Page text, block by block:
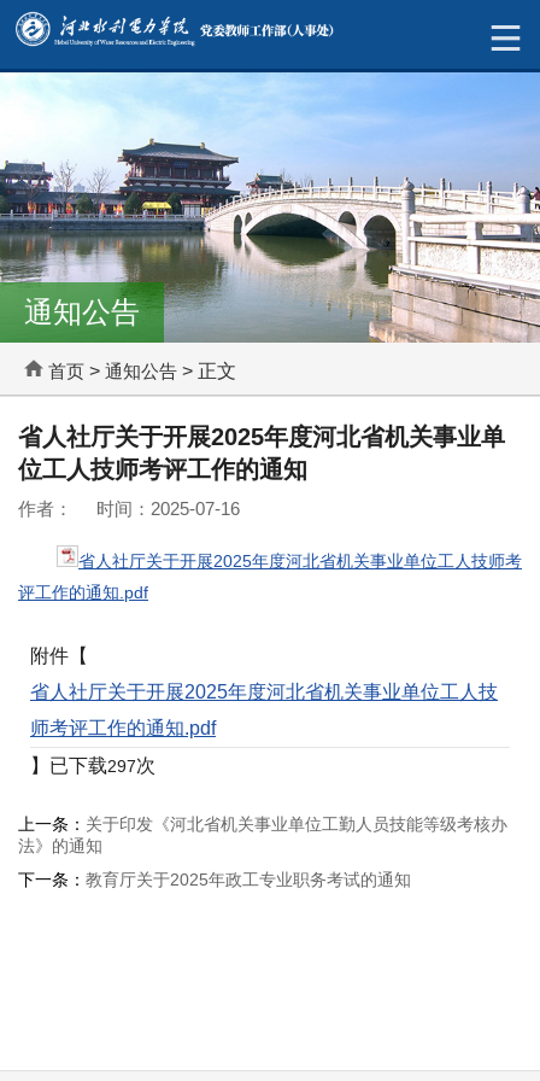
通知公告
首页 > 通知公告 > 正文
省人社厅关于开展2025年度河北省机关事业单
位工人技师考评工作的通知
作者： 时间：2025-07-16
省人社厅关于开展2025年度河北省机关事业单位工人技师考
评工作的通知.pdf
附件【
省人社厅关于开展2025年度河北省机关事业单位工人技
师考评工作的通知.pdf
】已下载297次
上一条： 关于印发《河北省机关事业单位工勤人员技能等级考核办
法》的通知
下一条： 教育厅关于2025年政工专业职务考试的通知